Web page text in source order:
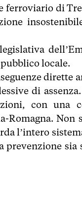
ferroviario di
locale.
dirette
di
con una
Romagna. Non
l’intero
prevenzione sia